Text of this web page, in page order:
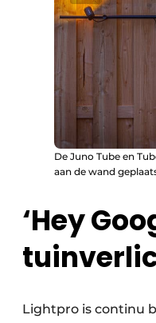
De Juno Tube en
aan de wand
‘Hey
Lightpro is continu